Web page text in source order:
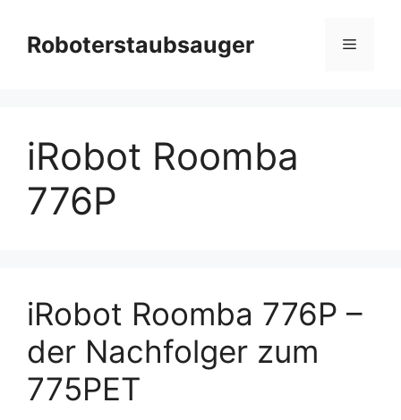
Inhalt
springen
Roboterstaubsauger Menü
iRobot Roomba
776P
iRobot Roomba 776P –
der Nachfolger zum
775PET